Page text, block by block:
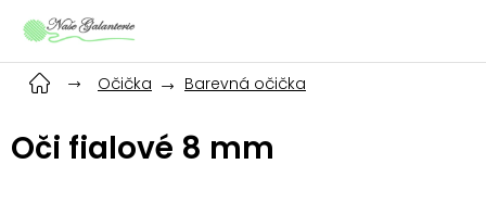
Očička
Barevná očička
Oči fialové 8 mm